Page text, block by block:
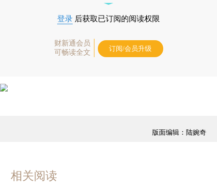
登录 后获取已订阅的阅读权限
财新通会员
可畅读全文
订阅/会员升级
版面编辑：陆婉奇
相关阅读